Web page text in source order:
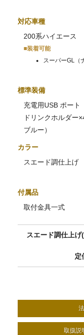
対応車種
200系ハイエース
■装着可能
スーパーGL（
標準装備
充電用USB ポート
ドリンクホルダー
ブルー）
カラー
スエード調仕上げ
付属品
取付金具一式
スエード調仕上げ
定
取扱説